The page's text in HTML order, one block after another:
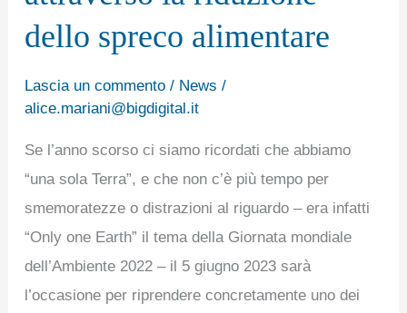
dello spreco alimentare
Lascia un commento / News /
alice.mariani@bigdigital.it
Se l’anno scorso ci siamo ricordati che abbiamo
“una sola Terra”, e che non c’è più tempo per
smemoratezze o distrazioni al riguardo – era infatti
“Only one Earth” il tema della Giornata mondiale
dell’Ambiente 2022 – il 5 giugno 2023 sarà
l’occasione per riprendere concretamente uno dei
attraverso
la
dello
alimentare